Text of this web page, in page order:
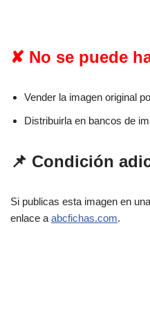
✘ No se puede
Vender la imagen original
Distribuirla en bancos de
📌 Condición
Si publicas esta imagen en
enlace a abcfichas.com.